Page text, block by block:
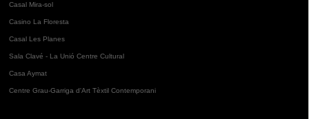
Casal Mira-sol
Casino La Floresta
Casal Les Planes
Sala Clavé - La Unió Centre Cultural
Casa Aymat
Centre Grau-Garriga d'Art Tèxtil Contemporani